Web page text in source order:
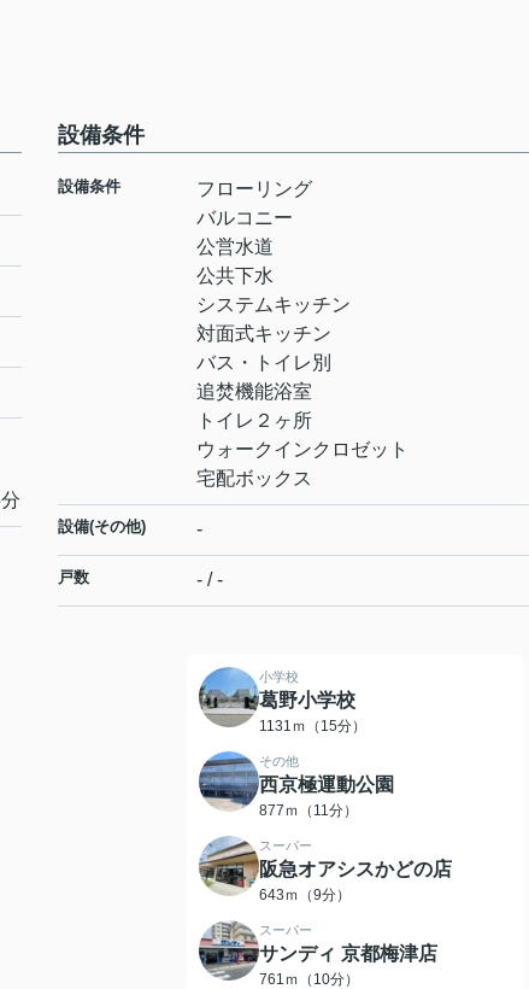
設備条件
設備条件
フローリング
バルコニー
公営水道
公共下水
システムキッチン
対面式キッチン
バス・トイレ別
追焚機能浴室
トイレ２ヶ所
ウォークインクロゼット
宅配ボックス
設備(その他) -
戸数 - / -
小学校
葛野小学校
1131ｍ（15分）
その他
西京極運動公園
877ｍ（11分）
スーパー
阪急オアシスかどの店
643ｍ（9分）
スーパー
サンディ 京都梅津店
761ｍ（10分）